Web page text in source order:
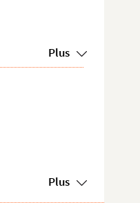
Plus
Plus